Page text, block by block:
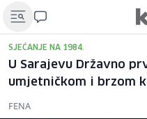
SJEĆANJE NA 1984.
U Sarajevu Državno
umjetničkom i brzom
FENA